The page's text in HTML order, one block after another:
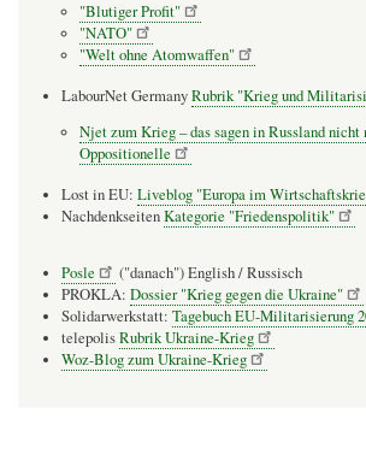
"Blutiger Profit"
"NATO"
"Welt ohne Atomwaffen"
LabourNet GermanyRubrik "Krieg und
Njet zum Krieg – das sagen in Russland nicht
Oppositionelle
Lost in EU: Liveblog "Europa im
NachdenkseitenKategorie "Friedenspolitik"
Posle
("danach") English / Russisch
PROKLA: Dossier "Krieg gegen die Ukraine"
Solidarwerkstatt: Tagebuch EU-Militarisierung
telepolisRubrik Ukraine-Krieg
Woz-Blog zum Ukraine-Krieg